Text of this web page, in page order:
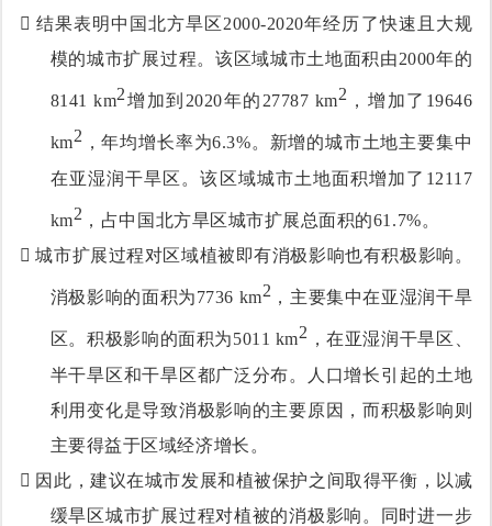
 结果表明中国北方旱区2000-2020年经历了快速且大规
模的城市扩展过程。该区域城市土地面积由2000年的
8141 km2增加到2020年的27787 km2 ，增加了19646
km2 ，年均增长率为6.3%。新增的城市土地主要集中
在亚湿润干旱区 。该区域城市土地面积增加了12117
km2 ，占中国北方旱区城市扩展总面积的61.7%。
 城市扩展过程对区域植被即有消极影响也有积极影响。
消极影响的面积为7736 km2 ，主要集中在亚湿润干旱
区。积极影响的面积为5011 km2 ，在亚湿润干旱区、
半干旱区和干旱区都广泛分布。人口增长引起的土地
利用变化是导致消极影响的主要原因，而积极影响则
主要得益于区域经济增长。
 因此，建议在城市发展和植被保护之间取得平衡，以减
缓旱区城市扩展过程对植被的消极影响。同时进一步